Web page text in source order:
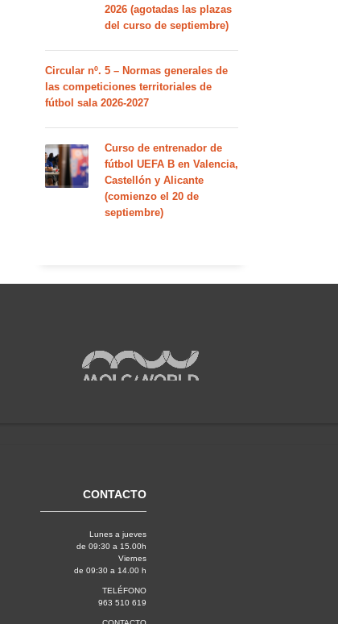
2026 (agotadas las plazas
del curso de septiembre)
Circular nº. 5 – Normas generales de
las competiciones territoriales de
fútbol sala 2026-2027
Curso de entrenador de
fútbol UEFA B en Valencia,
Castellón y Alicante
(comienzo el 20 de
septiembre)
CONTACTO
Lunes a jueves
de 09:30 a 15.00h
Viernes
de 09:30 a 14.00 h
TELÉFONO
963 510 619